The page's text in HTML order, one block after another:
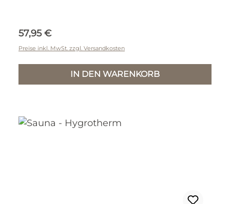
Regulärer Preis:
57,95 €
Preise inkl. MwSt. zzgl. Versandkosten
IN DEN WARENKORB